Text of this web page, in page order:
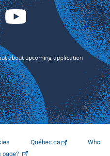
[Translate
to
about upcoming application
Québec.ca
Who
page?
This